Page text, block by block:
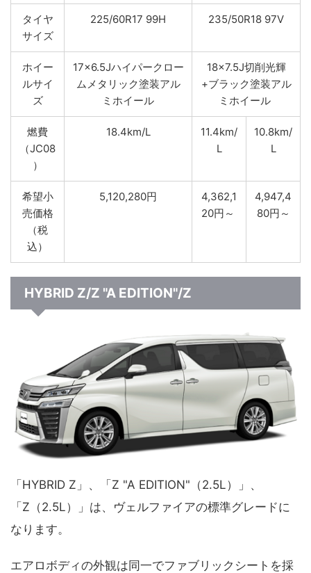
タイヤ
サイズ
225/60R17 99H 235/50R18 97V
ホイー
ルサイ
ズ
17×6.5Jハイパークロー
ムメタリック塗装アル
ミホイール
18×7.5J切削光輝
+ブラック塗装アル
ミホイール
燃費
（JC08
）
18.4km/L
11.4km/
L
10.8km/
L
希望小
売価格
（税
込）
5,120,280円
4,362,1
20円～
4,947,4
80円～
HYBRID Z/Z "A EDITION"/Z
「HYBRID Z」、「Z "A EDITION"（2.5L）」、
「Z（2.5L）」は、ヴェルファイアの標準グレードに
なります。
エアロボディの外観は同一でファブリックシートを採